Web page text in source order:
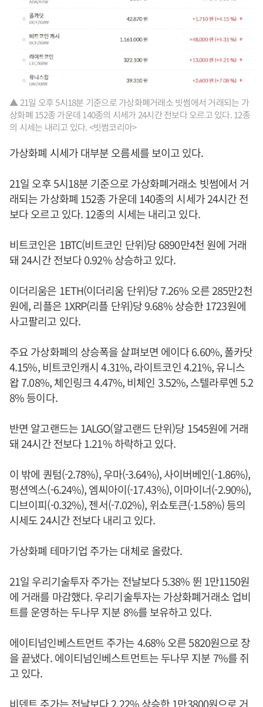
▲ 21일 오후 5시18분 기준으로 가상화폐거래소 빗썸에서 거래되는 가
상화폐 152종 가운데 140종의 시세가 24시간 전보다 오르고 있다. 12종
의 시세는 내리고 있다. <빗썸코리아>
가상화폐 시세가 대부분 오름세를 보이고 있다.
21일 오후 5시18분 기준으로 가상화폐거래소 빗썸에서 거
래되는 가상화폐 152종 가운데 140종의 시세가 24시간 전
보다 오르고 있다. 12종의 시세는 내리고 있다.
비트코인은 1BTC(비트코인 단위)당 6890만4천 원에 거래
돼 24시간 전보다 0.92% 상승하고 있다.
이더리움은 1ETH(이더리움 단위)당 7.26% 오른 285만2천
원에, 리플은 1XRP(리플 단위)당 9.68% 상승한 1723원에
사고팔리고 있다.
주요 가상화폐의 상승폭을 살펴보면 에이다 6.60%, 폴카닷
4.15%, 비트코인캐시 4.31%, 라이트코인 4.21%, 유니스
왑 7.08%, 체인링크 4.47%, 비체인 3.52%, 스텔라루멘 5.2
8% 등이다.
반면 알고랜드는 1ALGO(알고랜드 단위)당 1545원에 거래
돼 24시간 전보다 1.21% 하락하고 있다.
이 밖에 퀀텀(-2.78%), 우마(-3.64%), 사이버베인(-1.86%),
펑션엑스(-6.24%), 엠씨아이(-17.43%), 이마이너(-2.90%),
디브이피(-0.32%), 젠서(-7.02%), 위쇼토큰(-1.58%) 등의
시세도 24시간 전보다 내리고 있다.
가상화폐 테마기업 주가는 대체로 올랐다.
21일 우리기술투자 주가는 전날보다 5.38% 뛴 1만1150원
에 거래를 마감했다. 우리기술투자는 가상화폐거래소 업비
트를 운영하는 두나무 지분 8%를 보유하고 있다.
에이티넘인베스트먼트 주가는 4.68% 오른 5820원으로 장
을 끝냈다. 에이티넘인베스트먼트는 두나무 지분 7%를 쥐
고 있다.
비덴트 주가는 전날보다 2.22% 상승한 1만3800원으로 거